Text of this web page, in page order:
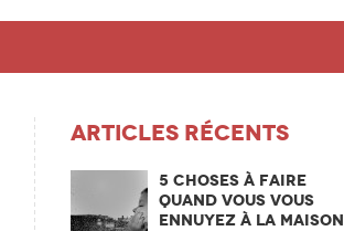
Articles récents
5 choses à faire
quand vous vous
ennuyez à la maison